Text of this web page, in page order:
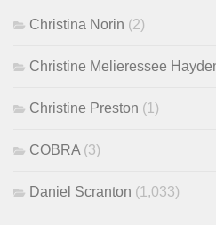
Christina Norin (2)
Christine Melieressee
Christine Preston (1)
COBRA (3)
Daniel Scranton (1,033)